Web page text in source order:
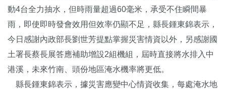
動4台全力抽水，但時雨量超過60毫米，承受不住瞬間暴
雨，即使即時發會效用但效率仍顯不足，縣長鍾東錦表示，
今日感謝內政部長劉世芳提點掌握災害情資以外，另感謝國
土署長蔡長展答應補助增設2組機組，屆時直接將水排入中
港溪，未來竹南、頭份地區淹水機率將更低。
縣長鍾東錦表示，據災害應變中心情資收集，每處淹水地